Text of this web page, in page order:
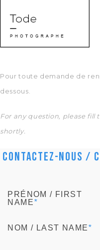
Pour toute demande de
dessous.
For any question, please fill
shortly.
Contactez-nous /
PRÉNOM / FIRST
NAME*
NOM / LAST NAME*